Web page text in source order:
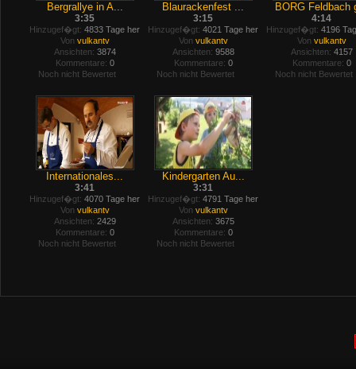
Bergrallye in A...
3:35
Hinzugef�gt: 4833 Tage her
Von vulkantv
Ansichten: 3874
Kommentare: 0
Noch nicht Bewertet
Blaurackenfest ...
3:15
Hinzugef�gt: 4021 Tage her
Von vulkantv
Ansichten: 9588
Kommentare: 0
Noch nicht Bewertet
BORG Feldbach
4:14
Hinzugef�gt: 4196
Von vulkantv
Ansichten: 4157
Kommentare: 0
Noch nicht Bewertet
Internationales...
3:41
Hinzugef�gt: 4070 Tage her
Von vulkantv
Ansichten: 2429
Kommentare: 0
Noch nicht Bewertet
Kindergarten Au...
3:31
Hinzugef�gt: 4791 Tage her
Von vulkantv
Ansichten: 3675
Kommentare: 0
Noch nicht Bewertet